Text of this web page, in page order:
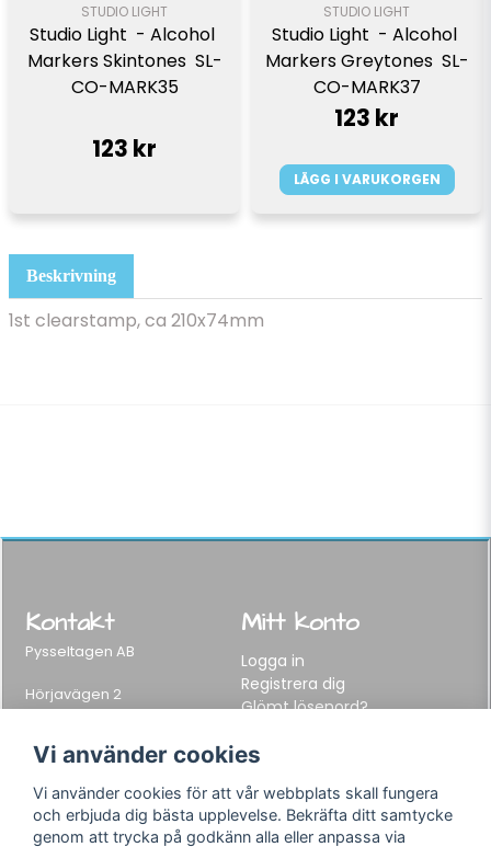
Beskrivning
1st clearstamp, ca 210x74mm
STUDIO LIGHT
Studio Light  - Alcohol
Markers Skintones  SL-
CO-MARK35
123 kr
STUDIO LIGHT
Studio Light  - Alcohol
Markers Greytones  SL-
CO-MARK37
123 kr
LÄGG I VARUKORGEN
Kontakt
Pysseltagen AB
Hörjavägen 2
282 34 Tyringe, Sweden
E-post:info@pysseltagen.se
Mitt konto
Logga in
Registrera dig
Glömt lösenord?
Info Följ oss
Vi använder cookies
Vi använder cookies för att vår webbplats skall fungera
och erbjuda dig bästa upplevelse. Bekräfta ditt samtycke
genom att trycka på godkänn alla eller anpassa via